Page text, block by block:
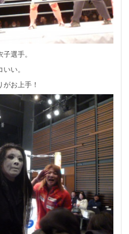
選手。
い。
お上手！